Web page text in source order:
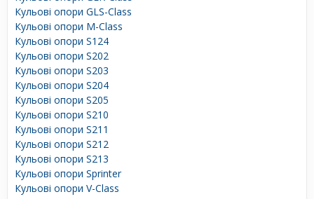
Кульові опори GLS-Class
Кульові опори M-Class
Кульові опори S124
Кульові опори S202
Кульові опори S203
Кульові опори S204
Кульові опори S205
Кульові опори S210
Кульові опори S211
Кульові опори S212
Кульові опори S213
Кульові опори Sprinter
Кульові опори V-Class